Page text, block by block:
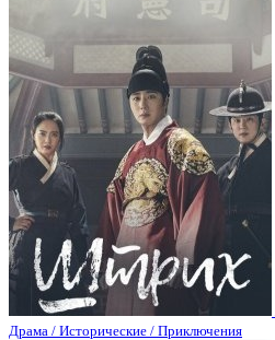
Драма / Исторические / Приключения